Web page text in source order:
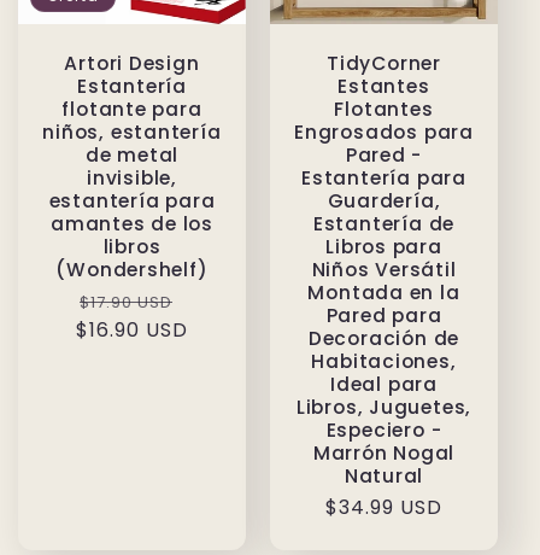
Artori Design
Estantería
flotante para
niños, estantería
de metal
invisible,
estantería para
amantes de los
libros
(Wondershelf)
Precio
habitual
$17.90 USD
de
$16.90 USD
TidyCorner
Estantes
Flotantes
Engrosados ​​para
Pared -
Estantería para
Guardería,
Estantería de
Libros para
Niños Versátil
Montada en la
Pared para
Decoración de
Habitaciones,
Ideal para
Libros, Juguetes,
Especiero -
Marrón Nogal
Natural
Precio
$34.99 USD